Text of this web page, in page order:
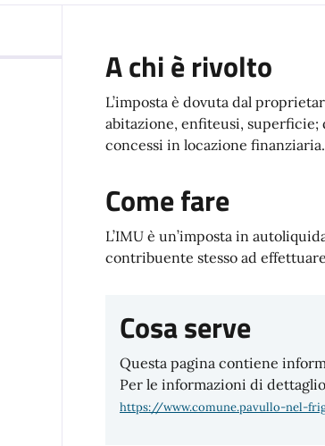
A chi è rivolto
L’imposta è dovuta dal
abitazione, enfiteusi, superficie;
concessi in locazione finanziaria.
Come fare
L’IMU è un’imposta in
contribuente stesso ad
Cosa serve
Questa pagina contiene
Per le informazioni di
https://www.comune.pavullo-nel-